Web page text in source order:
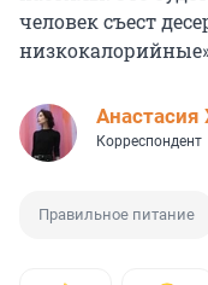
человек съест
Корреспондент
Правильное питание